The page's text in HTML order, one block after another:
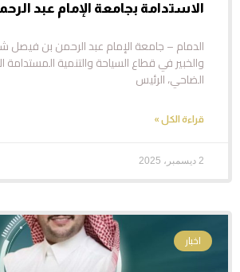
الاستدامة بجامعة الإمام عبد
الدمام – جامعة الإمام عبد الرحمن بن فيصل
والخبير في قطاع السياحة والتنمية المستدامة
الضاحي، الرئيس
قراءة الكل »
2 ديسمبر، 2025
اخبار